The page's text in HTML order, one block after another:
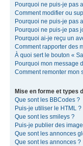
Pourquoi ne puis-je pas
Comment modifier ou
Pourquoi ne puis-je pas
Pourquoi ne puis-je pas
Pourquoi ai-je reçu un
Comment rapporter des
À quoi sert le bouton «
Pourquoi mon message
Comment remonter mon
Mise en forme et types
Que sont les BBCodes ?
Puis-je utiliser le HTML ?
Que sont les smileys ?
Puis-je publier des
Que sont les annonces
Que sont les annonces ?